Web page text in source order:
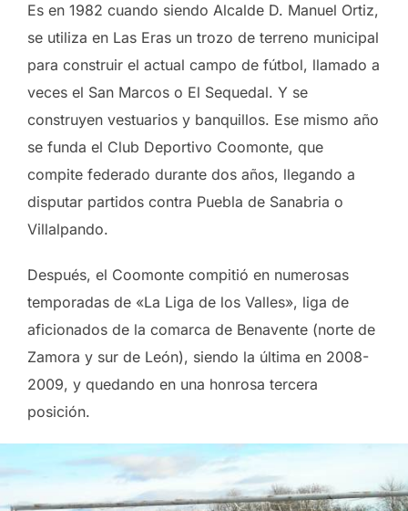
Es en 1982 cuando siendo Alcalde D. Manuel Ortiz,
se utiliza en Las Eras un trozo de terreno municipal
para construir el actual campo de fútbol, llamado a
veces el San Marcos o El Sequedal. Y se
construyen vestuarios y banquillos. Ese mismo año
se funda el Club Deportivo Coomonte, que
compite federado durante dos años, llegando a
disputar partidos contra Puebla de Sanabria o
Villalpando.
Después, el Coomonte compitió en numerosas
temporadas de «La Liga de los Valles», liga de
aficionados de la comarca de Benavente (norte de
Zamora y sur de León), siendo la última en 2008-
2009, y quedando en una honrosa tercera
posición.